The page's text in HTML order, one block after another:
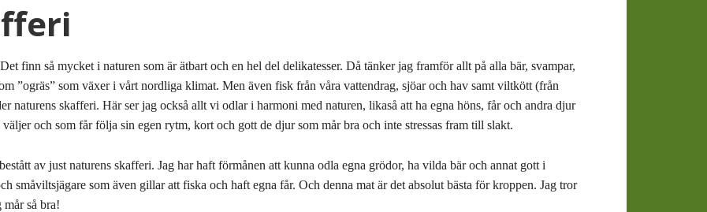
finn så mycket i naturen som är ätbart och en hel del delikatesser. Då tänker jag framför allt på alla bär, svampar,
”ogräs” som växer i vårt nordliga klimat. Men även fisk från våra vattendrag, sjöar och hav samt viltkött (från
naturens skafferi. Här ser jag också allt vi odlar i harmoni med naturen, likaså att ha egna höns, får och andra djur
och som får följa sin egen rytm, kort och gott de djur som mår bra och inte stressas fram till slakt.
av just naturens skafferi. Jag har haft förmånen att kunna odla egna grödor, ha vilda bär och annat gott i
småviltsjägare som även gillar att fiska och haft egna får. Och denna mat är det absolut bästa för kroppen. Jag tror
så bra!